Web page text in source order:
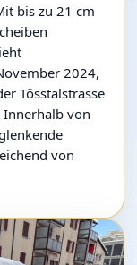
bis zu 21 cm
2024,
Tösstalstrasse
von
von